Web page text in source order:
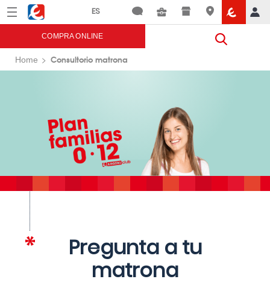
Menú Eroski
COMPRA ONLINE
Home Consultorio matrona
Pregunta a tu
matrona